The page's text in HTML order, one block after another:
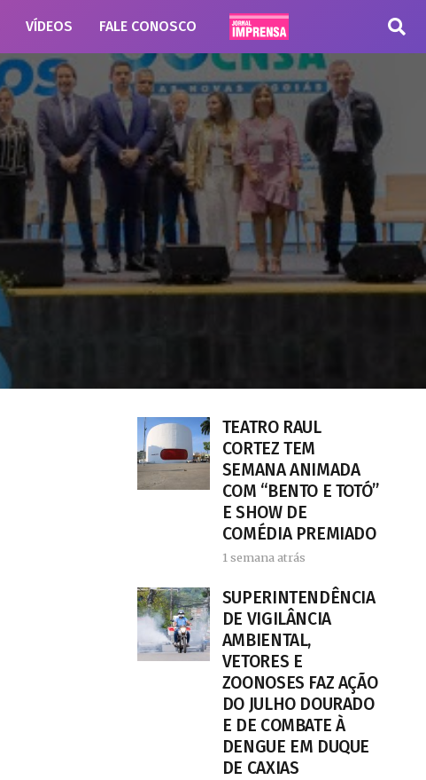
VÍDEOS FALE CONOSCO
TEATRO RAUL
CORTEZ TEM
SEMANA ANIMADA
COM “BENTO E TOTÓ”
E SHOW DE
COMÉDIA PREMIADO
1 semana atrás
SUPERINTENDÊNCIA
DE VIGILÂNCIA
AMBIENTAL,
VETORES E
ZOONOSES FAZ AÇÃO
DO JULHO DOURADO
E DE COMBATE À
DENGUE EM DUQUE
DE CAXIAS